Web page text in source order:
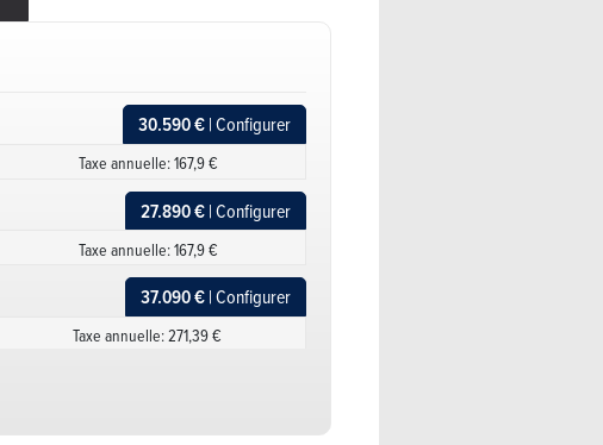
30.590 €| Configurer
Taxe annuelle: 167,9 €
27.890 €| Configurer
Taxe annuelle: 167,9 €
37.090 €| Configurer
Taxe annuelle: 271,39 €